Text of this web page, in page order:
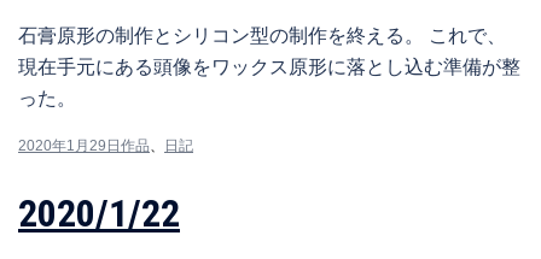
石膏原形の制作とシリコン型の制作を終える。 これで、
現在手元にある頭像をワックス原形に落とし込む準備が整
った。
2020年1月29日 作品、 日記
2020/1/22